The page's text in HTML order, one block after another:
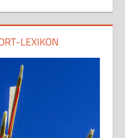
LEXIKON